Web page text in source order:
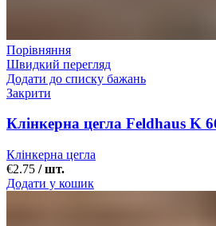
Порівняння
Швидкий перегляд
Додати до списку бажань
Закрити
Клінкерна цегла Feldhaus K
Клінкерна цегла
€2.75 / шт.
Додати у кошик